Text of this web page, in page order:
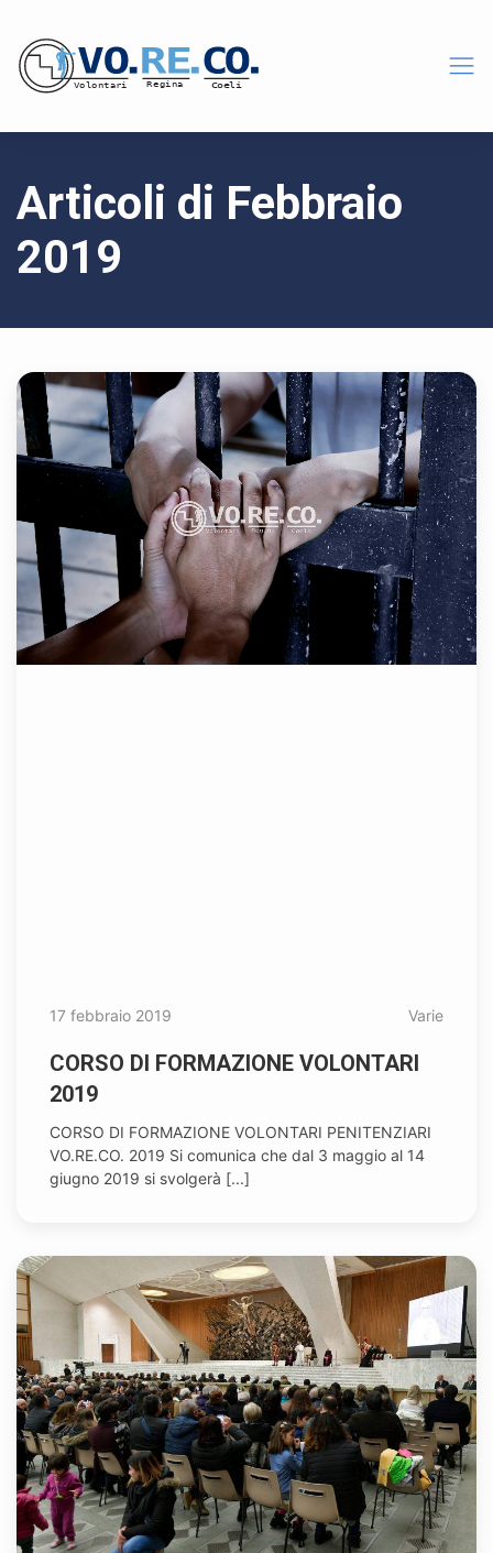
Articoli di Febbraio
2019
17 febbraio 2019 Varie
CORSO DI FORMAZIONE VOLONTARI
2019
CORSO DI FORMAZIONE VOLONTARI PENITENZIARI
VO.RE.CO. 2019 Si comunica che dal 3 maggio al 14
giugno 2019 si svolgerà [...]